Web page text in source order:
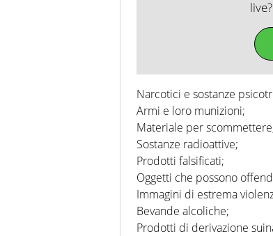
Narcotici e sostanze
Armi e loro munizioni;
Materiale per
Sostanze radioattive;
Prodotti falsificati;
Oggetti che possono
Immagini di estrema
Bevande alcoliche;
Prodotti di derivazione